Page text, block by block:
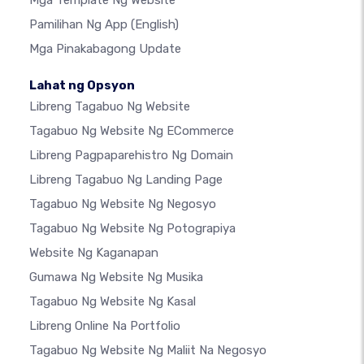
Pamilihan Ng App (English)
Mga Pinakabagong Update
Lahat ng Opsyon
Libreng Tagabuo Ng Website
Tagabuo Ng Website Ng ECommerce
Libreng Pagpaparehistro Ng Domain
Libreng Tagabuo Ng Landing Page
Tagabuo Ng Website Ng Negosyo
Tagabuo Ng Website Ng Potograpiya
Website Ng Kaganapan
Gumawa Ng Website Ng Musika
Tagabuo Ng Website Ng Kasal
Libreng Online Na Portfolio
Tagabuo Ng Website Ng Maliit Na Negosyo